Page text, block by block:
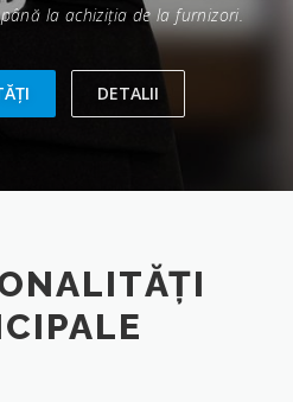
la achiziţia de la furnizori.
DETALII